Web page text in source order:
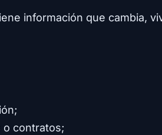
información que cambia,
o contratos;